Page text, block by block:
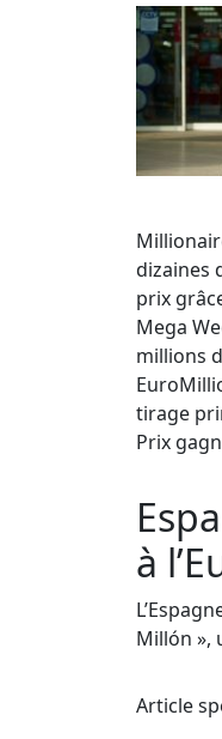
dizaines
prix
Mega
millions
tirage
Prix
à
Millón »,
Article